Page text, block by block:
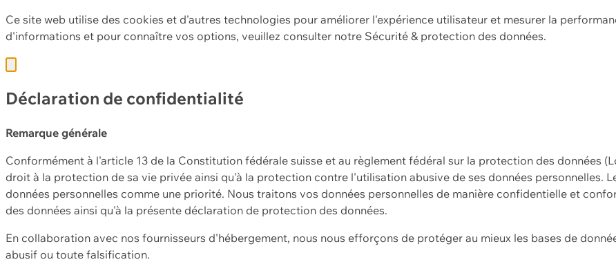
Ce site web utilise des cookies et d'autres technologies pour améliorer l'expérience utilisateur et mesurer la
d'informations et pour connaître vos options, veuillez consulter notre Sécurité & protection des données.
Déclaration de confidentialité
Remarque générale
Conformément à l'article 13 de la Constitution fédérale suisse et au règlement fédéral sur la protection des données
droit à la protection de sa vie privée ainsi qu'à la protection contre l'utilisation abusive de ses données personnelles.
données personnelles comme une priorité. Nous traitons vos données personnelles de manière confidentielle et
des données ainsi qu'à la présente déclaration de protection des données.
En collaboration avec nos fournisseurs d'hébergement, nous nous efforçons de protéger au mieux les bases de
abusif ou toute falsification.